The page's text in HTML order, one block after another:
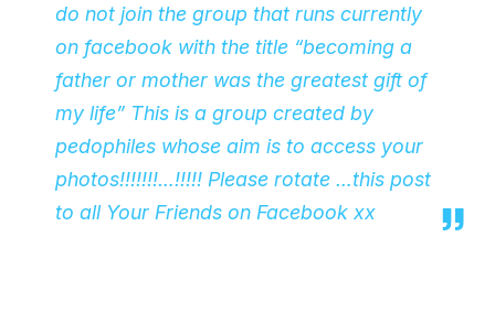
do not join the group that runs currently
on facebook with the title “becoming a
father or mother was the greatest gift of
my life” This is a group created by
pedophiles whose aim is to access your
photos!!!!!!!…!!!!! Please rotate …this post
to all Your Friends on Facebook xx